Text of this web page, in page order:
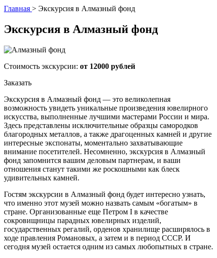
Главная > Экскурсия в Алмазный фонд
Экскурсия в Алмазный фонд
Стоимость экскурсии: от 12000 рублей
Заказать
Экскурсия в Алмазный фонд — это великолепная
возможность увидеть уникальные произведения ювелирного
искусства, выполненные лучшими мастерами России и мира.
Здесь представлены исключительные образцы самородков
благородных металлов, а также драгоценных камней и другие
интересные экспонаты, моментально захватывающие
внимание посетителей. Несомненно, экскурсия в Алмазный
фонд запомнится вашим деловым партнерам, и ваши
отношения станут такими же роскошными как блеск
удивительных камней.
Гостям экскурсии в Алмазный фонд будет интересно узнать,
что именно этот музей можно назвать самым «богатым» в
стране. Организованные еще Петром I в качестве
сокровищницы парадных ювелирных изделий,
государственных регалий, орденов хранилище расширялось в
ходе правления Романовых, а затем и в период СССР. И
сегодня музей остается одним из самых любопытных в стране.